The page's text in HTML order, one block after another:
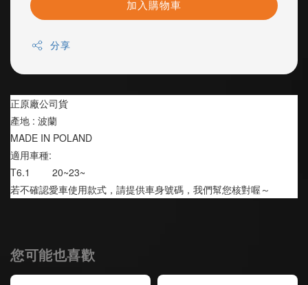
加入購物車
分享
正原廠公司貨
產地 : 波蘭
MADE IN POLAND
適用車種:
T6.1        20~23~
若不確認愛車使用款式，請提供車身號碼，我們幫您核對喔～
您可能也喜歡